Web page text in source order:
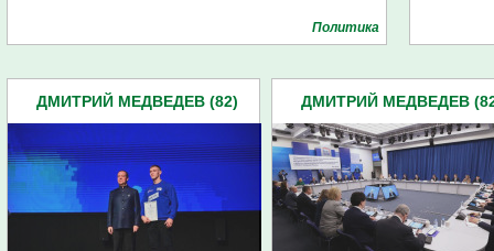
Политика
ДМИТРИЙ МЕДВЕДЕВ (82) ДМИТРИЙ МЕДВЕДЕВ